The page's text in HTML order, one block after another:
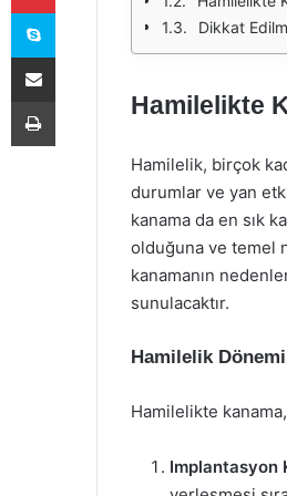
Dikkat
Hamilelikte
Hamilelik, birçok
durumlar ve yan
kanama da en sık
olduğuna ve temel
kanamanın
sunulacaktır.
Hamilelik
Hamilelikte
Implantasyon
Skype
E-Posta ile paylaş